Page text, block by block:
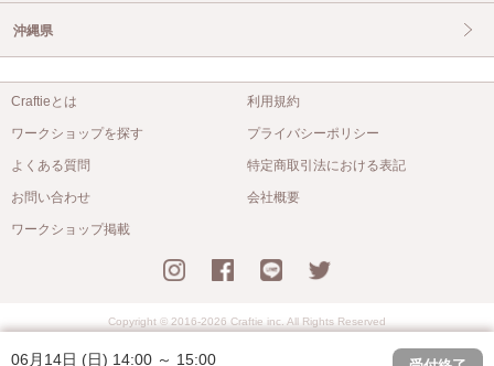
06月14日 (日) 14:00 ～ 15:00
沖縄県
Craftieとは
ワークショップを探す
よくある質問
お問い合わせ
ワークショップ掲載
利用規約
プライバシーポリシー
特定商取引法における表記
会社概要
Copyright © 2016-2026 Craftie inc. All Rights Reserved